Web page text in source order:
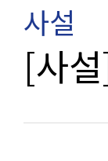
사설
[사